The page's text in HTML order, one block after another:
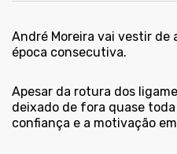
André Moreira vai vestir de
época consecutiva.
Apesar da rotura dos
deixado de fora quase
confiança e a motivação